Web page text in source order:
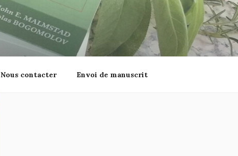
Nous contacter Envoi de manuscrit